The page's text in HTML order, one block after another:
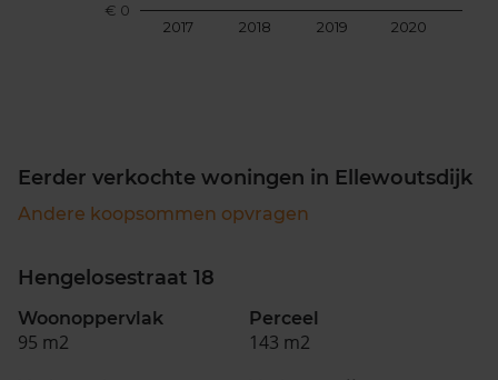
2017 2018 2019 2020
€ 0
Eerder verkochte woningen in Ellewoutsdijk
Andere koopsommen opvragen
Hengelosestraat 18
Woonoppervlak
95 m2
Perceel
143 m2